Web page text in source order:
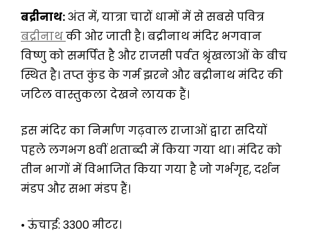
बद्रीनाथ:अंत में, यात्रा चारों धामों में से सबसे पवित्र
बद्रीनाथकी ओर जाती है। बद्रीनाथ मंदिर भगवान
विष्णु को समर्पित है और राजसी पर्वत श्रृंखलाओं के बीच
स्थित है। तप्त कुंड के गर्म झरने और बद्रीनाथ मंदिर की
जटिल वास्तुकला देखने लायक हैं।
इस मंदिर का निर्माण गढ़वाल राजाओं द्वारा सदियों
पहले लगभग 8वीं शताब्दी में किया गया था। मंदिर को
तीन भागों में विभाजित किया गया है जो गर्भगृह, दर्शन
मंडप और सभा मंडप हैं।
• ऊंचाई: 3300 मीटर।